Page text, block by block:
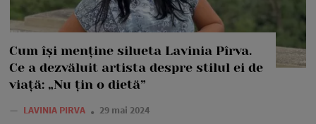
Cum își menține silueta Lavinia Pîrva.
Ce a dezvăluit artista despre stilul ei de
viață: „Nu țin o dietă”
— LAVINIA PIRVA 29 mai 2024